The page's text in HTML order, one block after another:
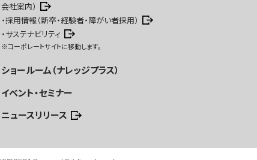
会社案内）
採用情報（新卒・経験者・障がい者採用）
サステナビリティ
※コーポレートサイトに移動します。
ショールーム（ナレッジプラス）
イベント・セミナー
ニュースリリース